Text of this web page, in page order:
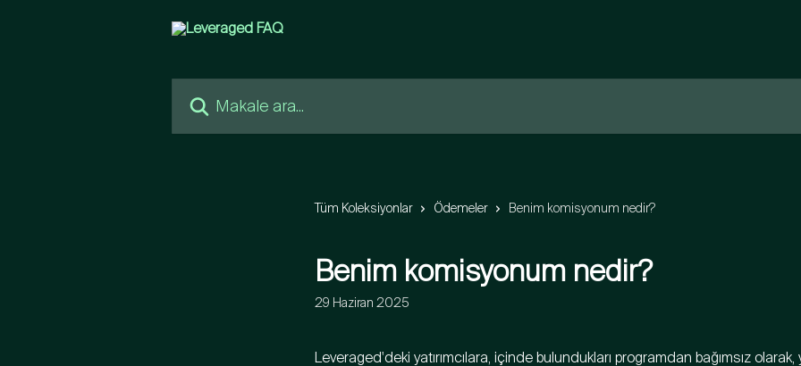
Tüm Koleksiyonlar Ödemeler Benim komisyonum nedir?
Benim komisyonum nedir?
29 Haziran 2025
Leveraged'deki yatırımcılara, içinde bulundukları programdan bağımsız